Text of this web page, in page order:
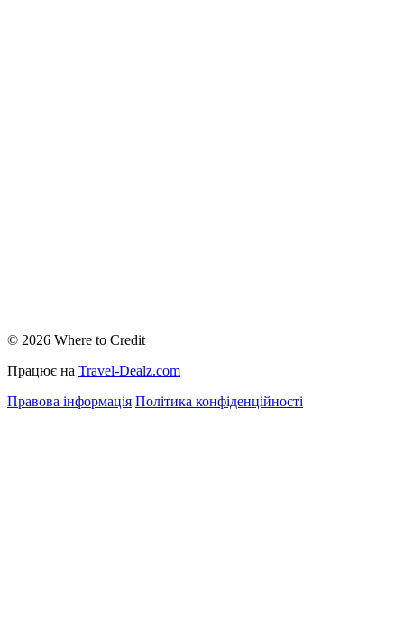
© 2026 Where to Credit
Працює на Travel-Dealz.com
Правова інформація Політика конфіденційності